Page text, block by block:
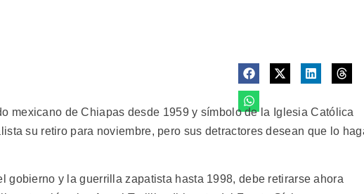
mexicano de Chiapas desde 1959 y símbolo de la Iglesia Católica
su retiro para noviembre, pero sus detractores desean que lo
gobierno y la guerrilla zapatista hasta 1998, debe retirarse ahora